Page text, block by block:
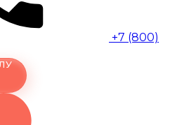
+7 (800)